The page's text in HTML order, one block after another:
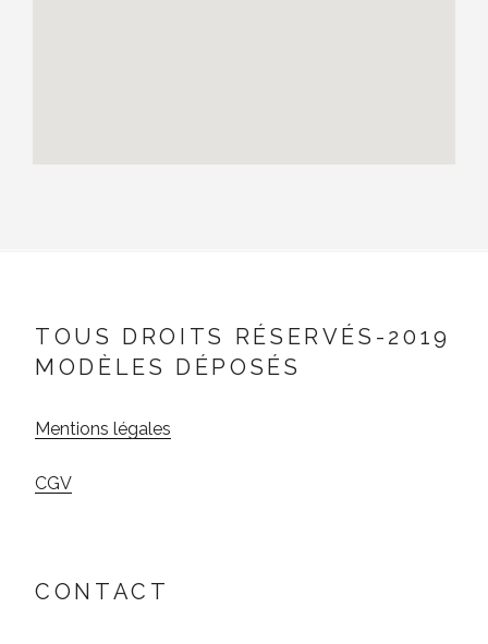
TOUS DROITS RÉSERVÉS-2019
MODÈLES DÉPOSÉS
Mentions légales
CGV
CONTACT